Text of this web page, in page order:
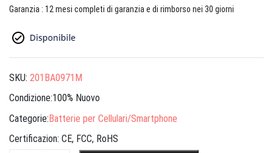
Garanzia : 12 mesi completi di garanzia e di rimborso nei 30 giorni
SKU: 201BA0971M
Condizione:100% Nuovo
Categorie:Batterie per Cellulari/Smartphone
Certificazion: CE, FCC, RoHS